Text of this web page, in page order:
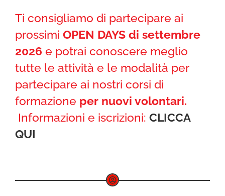
Ti consigliamo di partecipare ai
prossimi OPEN DAYS di settembre
2026 e potrai conoscere meglio
tutte le attività e le modalità per
partecipare ai nostri corsi di
formazione per nuovi volontari.
Informazioni e iscrizioni: CLICCA
QUI